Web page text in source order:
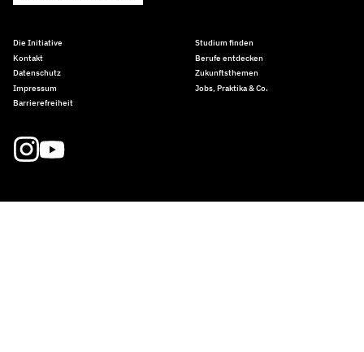
Die Initiative
Kontakt
Datenschutz
Impressum
Barrierefreiheit
Studium finden
Berufe entdecken
Zukunftsthemen
Jobs, Praktika & Co.